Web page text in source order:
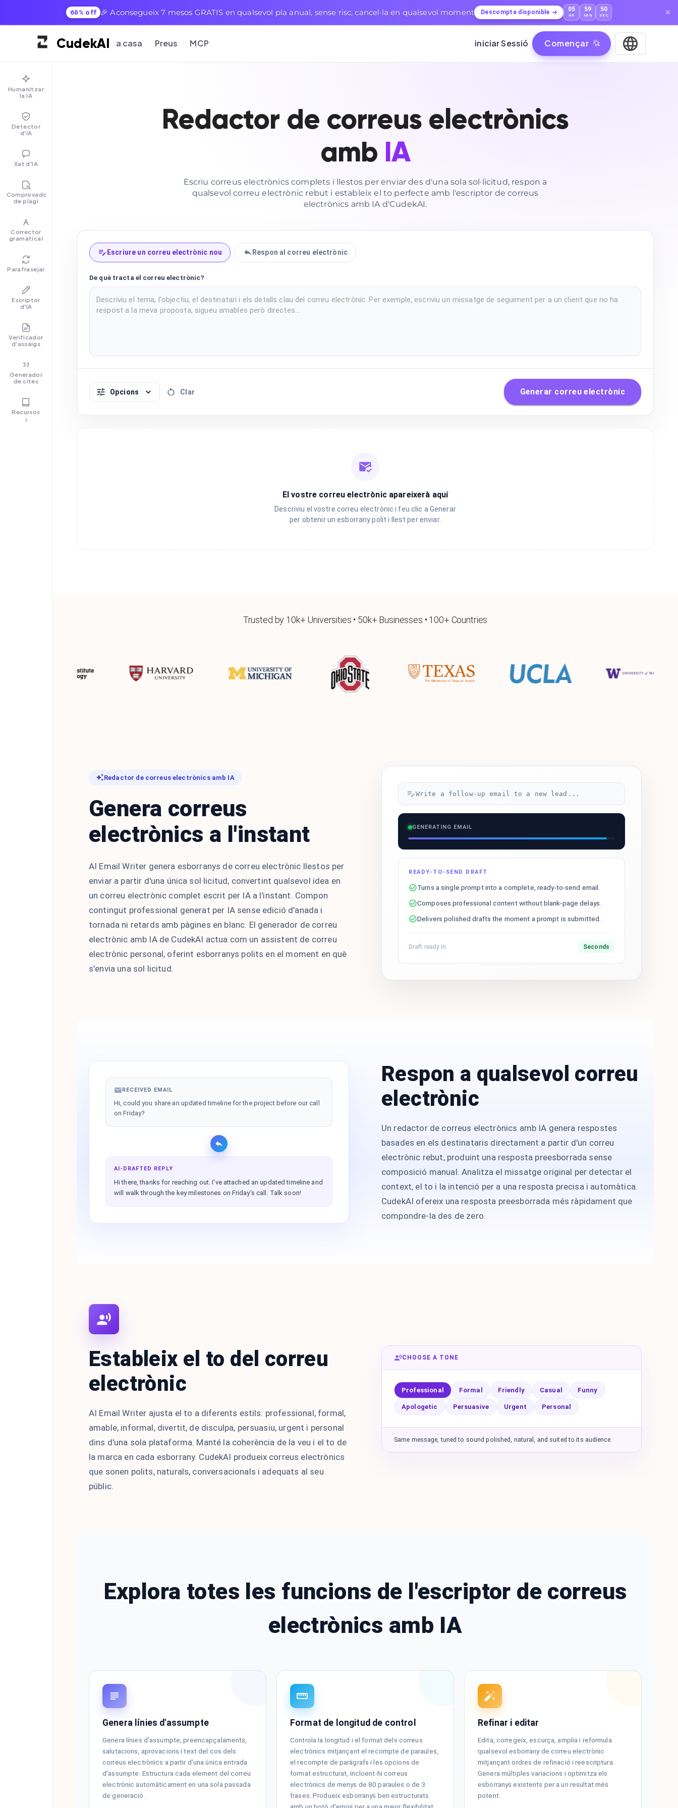
60% off 🎉 Aconsegueix 7 mesos GRATIS en qualsevol pla anual, sense risc, cancel·la en qualsevol moment Descompte disponible 05
HR
59
MIN
49
SEC
CudekAI a casa Preus MCP iniciar Sessió Començar
Humanitzar
la IA
Detector
d'IA
Xat d'IA
Comprovador
de plagi
Corrector
gramatical
Parafrasejar
Escriptor
d'IA
Verificador
d'assaigs
Generador
de cites
Recursos
Redactor de correus electrònics
amb IA
Escriu correus electrònics complets i llestos per enviar des d'una sola sol·licitud, respon a
qualsevol correu electrònic rebut i estableix el to perfecte amb l'escriptor de correus
electrònics amb IA d'CudekAI.
Escriure un correu electrònic nou Respon al correu electrònic
De què tracta el correu electrònic?
Opcions Clar Generar correu electrònic
El vostre correu electrònic apareixerà aquí
Descriviu el vostre correu electrònic i feu clic a Generar
per obtenir un esborrany polit i llest per enviar.
Trusted by 10k+ Universities • 50k+ Businesses • 100+ Countries
Redactor de correus electrònics amb IA
Genera correus
electrònics a l'instant
AI Email Writer genera esborranys de correu electrònic llestos per
enviar a partir d'una única sol·licitud, convertint qualsevol idea en
un correu electrònic complet escrit per IA a l'instant. Compon
contingut professional generat per IA sense edició d'anada i
tornada ni retards amb pàgines en blanc. El generador de correu
electrònic amb IA de CudekAI actua com un assistent de correu
electrònic personal, oferint esborranys polits en el moment en què
s'envia una sol·licitud.
Write a follow-up email to a new lead...
GENERATING EMAIL
READY-TO-SEND DRAFT
Turns a single prompt into a complete, ready-to-send email.
Composes professional content without blank-page delays.
Delivers polished drafts the moment a prompt is submitted.
Draft ready in Seconds
RECEIVED EMAIL
Hi, could you share an updated timeline for the project before our call
on Friday?
AI-DRAFTED REPLY
Hi there, thanks for reaching out. I've attached an updated timeline and
will walk through the key milestones on Friday's call. Talk soon!
Respon a qualsevol correu
electrònic
Un redactor de correus electrònics amb IA genera respostes
basades en els destinataris directament a partir d'un correu
electrònic rebut, produint una resposta preesborrada sense
composició manual. Analitza el missatge original per detectar el
context, el to i la intenció per a una resposta precisa i automàtica.
CudekAI ofereix una resposta preesborrada més ràpidament que
compondre-la des de zero.
Estableix el to del correu
electrònic
AI Email Writer ajusta el to a diferents estils: professional, formal,
amable, informal, divertit, de disculpa, persuasiu, urgent i personal
dins d'una sola plataforma. Manté la coherència de la veu i el to de
la marca en cada esborrany. CudekAI produeix correus electrònics
que sonen polits, naturals, conversacionals i adequats al seu
públic.
CHOOSE A TONE
Professional Formal Friendly Casual Funny
Apologetic Persuasive Urgent Personal
Same message, tuned to sound polished, natural, and suited to its audience.
Explora totes les funcions de l'escriptor de correus
electrònics amb IA
Genera línies d'assumpte
Genera línies d'assumpte, preencapçalaments,
salutacions, aprovacions i text del cos dels
correus electrònics a partir d'una única entrada
d'assumpte. Estructura cada element del correu
electrònic automàticament en una sola passada
de generació.
Format de longitud de control
Controla la longitud i el format dels correus
electrònics mitjançant el recompte de paraules,
el recompte de paràgrafs i les opcions de
format estructurat, incloent-hi correus
electrònics de menys de 80 paraules o de 3
frases. Produeix esborranys ben estructurats
Refinar i editar
Edita, corregeix, escurça, amplia i reformula
qualsevol esborrany de correu electrònic
mitjançant ordres de refinació i reescriptura.
Genera múltiples variacions i optimitza els
esborranys existents per a un resultat més
potent.